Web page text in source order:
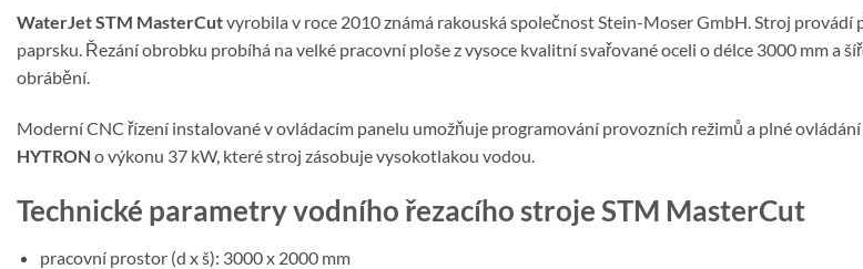
WaterJet STM MasterCutvyrobila v roce 2010 známá rakouská společnost Stein-Moser GmbH. Stroj
paprsku. Řezání obrobku probíhá na velké pracovní ploše z vysoce kvalitní svařované oceli o délce 3000 mm a
obrábění.
Moderní CNC řízení instalované v ovládacím panelu umožňuje programování provozních režimů a plné
HYTRON o výkonu 37 kW, které stroj zásobuje vysokotlakou vodou.
Technické parametry vodního řezacího stroje STM MasterCut
pracovní prostor (d x š): 3000 x 2000 mm